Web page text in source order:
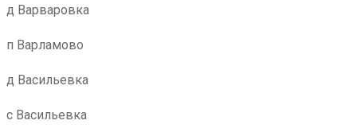
д Варваровка
п Варламово
д Васильевка
с Васильевка